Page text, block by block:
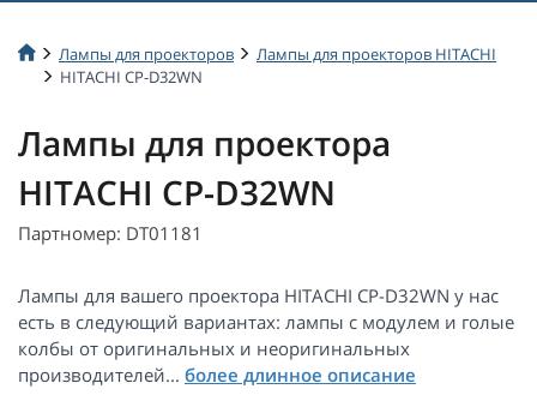
Лампы для проекторов
Лампы для проекторов HITACHI
HITACHI CP-D32WN
Лампы для проектора
HITACHI CP-D32WN
Партномер: DT01181
Лампы для вашего проектора HITACHI CP-D32WN у нас
есть в следующий вариантах: лампы с модулем и голые
колбы от оригинальных и неоригинальных
производителей...